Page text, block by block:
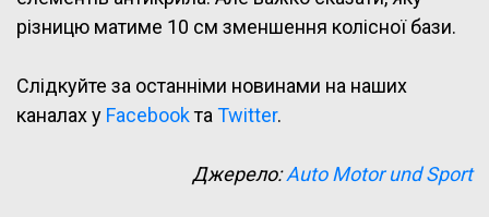
різницю матиме 10 см зменшення колісної бази.
Слідкуйте за останніми новинами на наших
каналах у Facebookта Twitter.
Джерело:Auto Motor und Sport